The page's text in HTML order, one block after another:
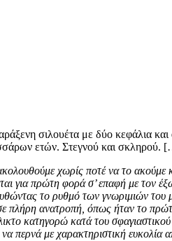
σιλουέτα με δύο
ετών. Στεγνού και σκληρού.
χωρίς ποτέ να το
για πρώτη φορά σ’ επαφή με
το ρυθμό των γνωριμιών
πλήρη ανατροπή, όπως ήταν το
κατηγορώ κατά του
περνά με χαρακτηριστική